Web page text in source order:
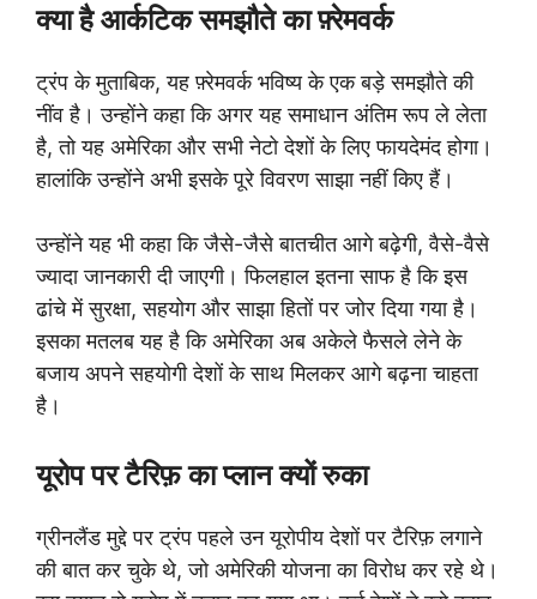
क्या है आर्कटिक समझौते का फ़्रेमवर्क
ट्रंप के मुताबिक, यह फ़्रेमवर्क भविष्य के एक बड़े समझौते की
नींव है। उन्होंने कहा कि अगर यह समाधान अंतिम रूप ले लेता
है, तो यह अमेरिका और सभी नेटो देशों के लिए फायदेमंद होगा।
हालांकि उन्होंने अभी इसके पूरे विवरण साझा नहीं किए हैं।
उन्होंने यह भी कहा कि जैसे-जैसे बातचीत आगे बढ़ेगी, वैसे-वैसे
ज्यादा जानकारी दी जाएगी। फिलहाल इतना साफ है कि इस
ढांचे में सुरक्षा, सहयोग और साझा हितों पर जोर दिया गया है।
इसका मतलब यह है कि अमेरिका अब अकेले फैसले लेने के
बजाय अपने सहयोगी देशों के साथ मिलकर आगे बढ़ना चाहता
है।
यूरोप पर टैरिफ़ का प्लान क्यों रुका
ग्रीनलैंड मुद्दे पर ट्रंप पहले उन यूरोपीय देशों पर टैरिफ़ लगाने
की बात कर चुके थे, जो अमेरिकी योजना का विरोध कर रहे थे।